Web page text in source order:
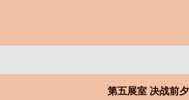
第五展室 决战前